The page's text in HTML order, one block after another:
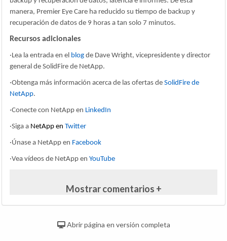
manera, Premier Eye Care ha reducido su tiempo de backup y
recuperación de datos de 9 horas a tan solo 7 minutos.
Recursos adicionales
·Lea la entrada en el blog de Dave Wright, vicepresidente y director
general de SolidFire de NetApp.
·Obtenga más información acerca de las ofertas de SolidFire de
NetApp.
·Conecte con NetApp en LinkedIn
·Siga a NetApp en Twitter
·Únase a NetApp en Facebook
·Vea vídeos de NetApp en YouTube
Mostrar comentarios +
Abrir página en versión completa